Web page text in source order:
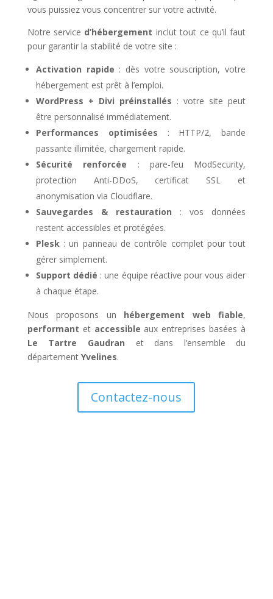
vous puissiez vous concentrer sur votre activité.
Notre service d’hébergement inclut tout ce qu’il faut
pour garantir la stabilité de votre site :
Activation rapide : dès votre souscription, votre
hébergement est prêt à l’emploi.
WordPress + Divi préinstallés : votre site peut
être personnalisé immédiatement.
Performances optimisées : HTTP/2, bande
passante illimitée, chargement rapide.
Sécurité renforcée : pare-feu ModSecurity,
protection Anti-DDoS, certificat SSL et
anonymisation via Cloudflare.
Sauvegardes & restauration : vos données
restent accessibles et protégées.
Plesk: un panneau de contrôle complet pour tout
gérer simplement.
Support dédié : une équipe réactive pour vous aider
à chaque étape.
Nous proposons un hébergement web fiable,
performant et accessible aux entreprises basées à
Le Tartre Gaudran et dans l’ensemble du
département Yvelines.
Contactez-nous